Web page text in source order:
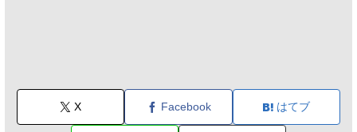
X Facebook はてブ